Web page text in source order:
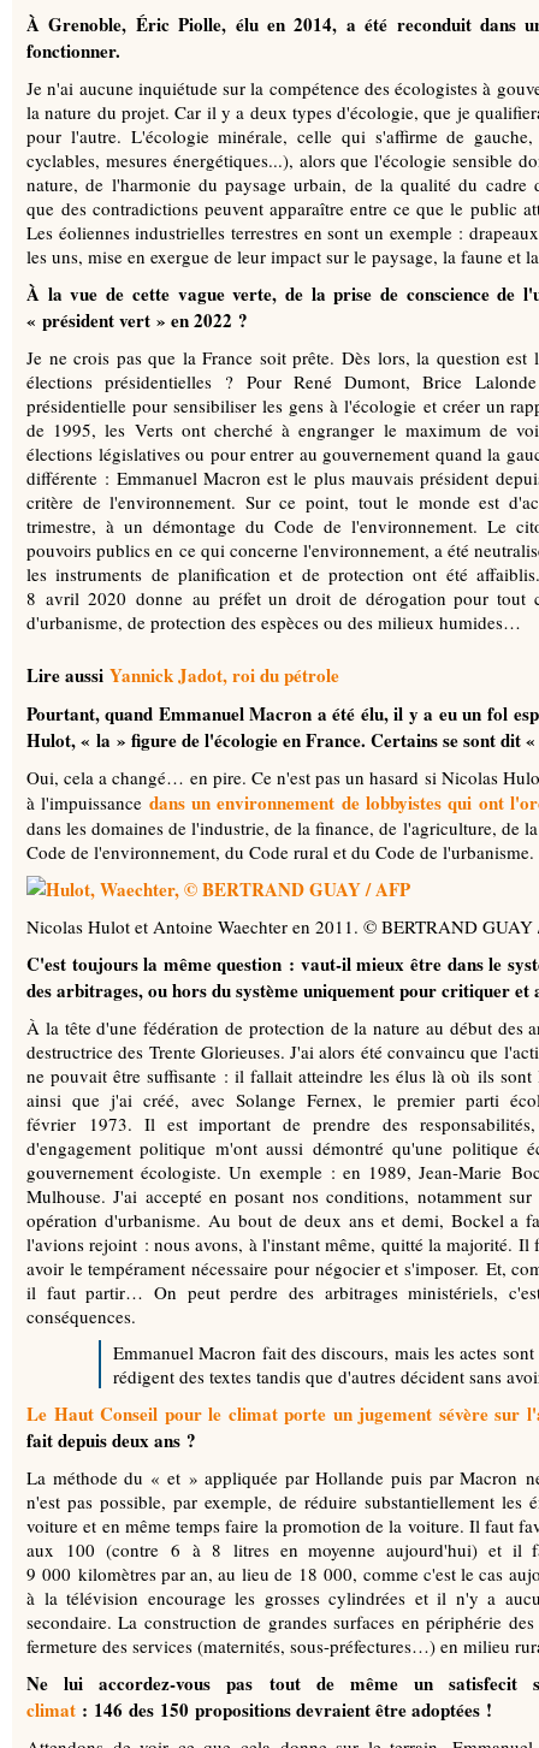
À Grenoble, Éric Piolle, élu en 2014, a été reconduit dans
fonctionner.
Je n'ai aucune inquiétude sur la compétence des écologistes à
la nature du projet. Car il y a deux types d'écologie, que je
pour l'autre. L'écologie minérale, celle qui s'affirme de
cyclables, mesures énergétiques...), alors que l'écologie sensible
nature, de l'harmonie du paysage urbain, de la qualité du
que des contradictions peuvent apparaître entre ce que le public
Les éoliennes industrielles terrestres en sont un exemple :
les uns, mise en exergue de leur impact sur le paysage, la faune et
À la vue de cette vague verte, de la prise de conscience de
« président vert » en 2022 ?
Je ne crois pas que la France soit prête. Dès lors, la question est
élections présidentielles ? Pour René Dumont, Brice
présidentielle pour sensibiliser les gens à l'écologie et créer un
de 1995, les Verts ont cherché à engranger le maximum de
élections législatives ou pour entrer au gouvernement quand la
différente : Emmanuel Macron est le plus mauvais président
critère de l'environnement. Sur ce point, tout le monde est
trimestre, à un démontage du Code de l'environnement. Le
pouvoirs publics en ce qui concerne l'environnement, a été
les instruments de planification et de protection ont été
8 avril 2020 donne au préfet un droit de dérogation pour tout
d'urbanisme, de protection des espèces ou des milieux humides…
Lire aussi Yannick Jadot, roi du pétrole
Pourtant, quand Emmanuel Macron a été élu, il y a eu un fol
Hulot, « la » figure de l'écologie en France. Certains se sont dit
Oui, cela a changé… en pire. Ce n'est pas un hasard si Nicolas
à l'impuissance dans un environnement de lobbyistes qui ont
dans les domaines de l'industrie, de la finance, de l'agriculture, de
Code de l'environnement, du Code rural et du Code de l'urbanisme.
Nicolas Hulot et Antoine Waechter en 2011. © BERTRAND GUAY
C'est toujours la même question : vaut-il mieux être dans le
des arbitrages, ou hors du système uniquement pour critiquer
À la tête d'une fédération de protection de la nature au début des
destructrice des Trente Glorieuses. J'ai alors été convaincu que
ne pouvait être suffisante : il fallait atteindre les élus là où ils
ainsi que j'ai créé, avec Solange Fernex, le premier parti
février 1973. Il est important de prendre des
d'engagement politique m'ont aussi démontré qu'une politique
gouvernement écologiste. Un exemple : en 1989, Jean-Marie
Mulhouse. J'ai accepté en posant nos conditions, notamment
opération d'urbanisme. Au bout de deux ans et demi, Bockel a
l'avions rejoint : nous avons, à l'instant même, quitté la majorité. Il
avoir le tempérament nécessaire pour négocier et s'imposer. Et,
il faut partir… On peut perdre des arbitrages ministériels,
conséquences.
Emmanuel Macron fait des discours, mais les actes
rédigent des textes tandis que d'autres décident sans
Le Haut Conseil pour le climat porte un jugement sévère sur
fait depuis deux ans ?
La méthode du « et » appliquée par Hollande puis par Macron
n'est pas possible, par exemple, de réduire substantiellement
voiture et en même temps faire la promotion de la voiture. Il faut
aux 100 (contre 6 à 8 litres en moyenne aujourd'hui) et il
9 000 kilomètres par an, au lieu de 18 000, comme c'est le cas
à la télévision encourage les grosses cylindrées et il n'y a
secondaire. La construction de grandes surfaces en périphérie
fermeture des services (maternités, sous-préfectures…) en milieu
Ne lui accordez-vous pas tout de même un
climat : 146 des 150 propositions devraient être adoptées !